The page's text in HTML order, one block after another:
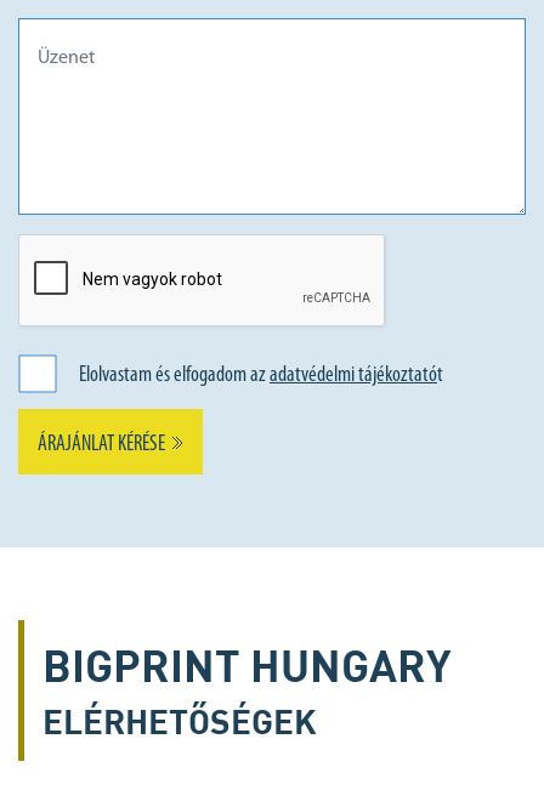
Elolvastam és elfogadom azadatvédelmi tájékoztatót
ÁRAJÁNLAT KÉRÉSE
BIGPRINT HUNGARY
ELÉRHETŐSÉGEK